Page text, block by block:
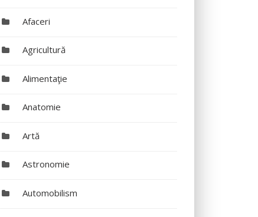
Afaceri
Agricultură
Alimentaţie
Anatomie
Artă
Astronomie
Automobilism